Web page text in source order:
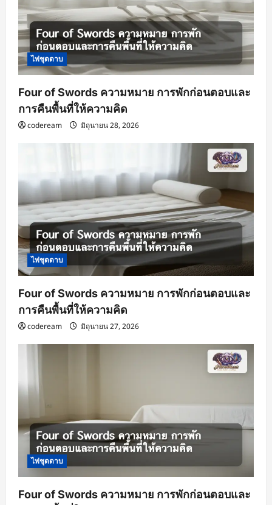
n
ไพ่ชุดดาบ
Four of Swords ความหมาย การพักก่อนตอบและ
การคืนพื้นที่ให้ความคิด
codeream มิถุนายน 28, 2026
ไพ่ชุดดาบ
Four of Swords ความหมาย การพักก่อนตอบและ
การคืนพื้นที่ให้ความคิด
codeream มิถุนายน 27, 2026
ไพ่ชุดดาบ
Four of Swords ความหมาย การพักก่อนตอบและ